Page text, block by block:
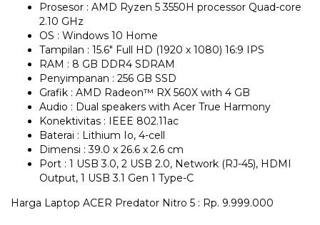
Prosesor : AMD Ryzen 5 3550H processor Quad-core
2.10 GHz
OS : Windows 10 Home
Tampilan : 15.6″ Full HD (1920 x 1080) 16:9 IPS
RAM : 8 GB DDR4 SDRAM
Penyimpanan : 256 GB SSD
Grafik : AMD Radeon™ RX 560X with 4 GB
Audio : Dual speakers with Acer True Harmony
Konektivitas : IEEE 802.11ac
Baterai : Lithium Io, 4-cell
Dimensi : 39.0 x 26.6 x 2.6 cm
Port : 1 USB 3.0, 2 USB 2.0, Network (RJ-45), HDMI
Output, 1 USB 3.1 Gen 1 Type-C
Harga Laptop ACER Predator Nitro 5 : Rp. 9.999.000